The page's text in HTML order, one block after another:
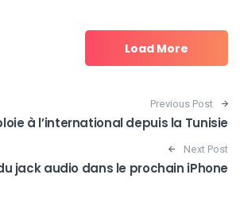
Load More
Post navigation
Previous Post
à l’international depuis la Tunisie
Next Post
jack audio dans le prochain iPhone ?